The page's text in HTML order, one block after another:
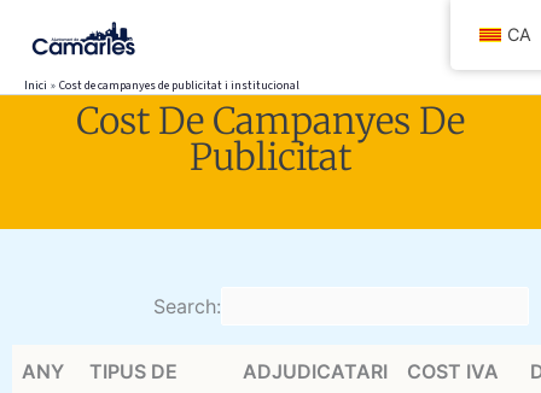
contingut
Inici Cost de campanyes de publicitat i institucional
Cost De Campanyes De
Publicitat
Search:
ANY
TIPUS DE
ADJUDICATARI
COST IVA
CA